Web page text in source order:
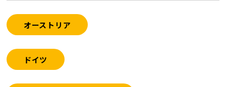
オーストリア
ドイツ